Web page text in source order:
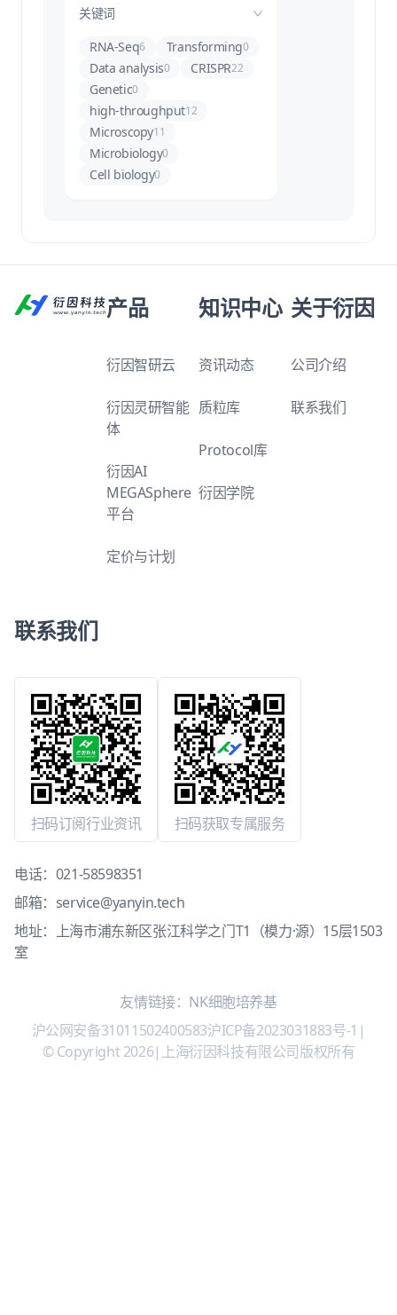
关键词
RNA-Seq6 Transforming0
Data analysis0 CRISPR22
Genetic0
high-throughput12
Microscopy11
Microbiology0
Cell biology0
产品
衍因智研云
衍因灵研智能
体
衍因AI
MEGASphere
平台
定价与计划
知识中心
资讯动态
质粒库
Protocol库
衍因学院
关于衍因
公司介绍
联系我们
联系我们
扫码订阅行业资讯 扫码获取专属服务
电话： 021-58598351
邮箱： service@yanyin.tech
地址：上海市浦东新区张江科学之门T1（模力·源）15层1503
室
友情链接： NK细胞培养基
沪公网安备31011502400583沪ICP备2023031883号-1 |
© Copyright 2026| 上海衍因科技有限公司版权所有